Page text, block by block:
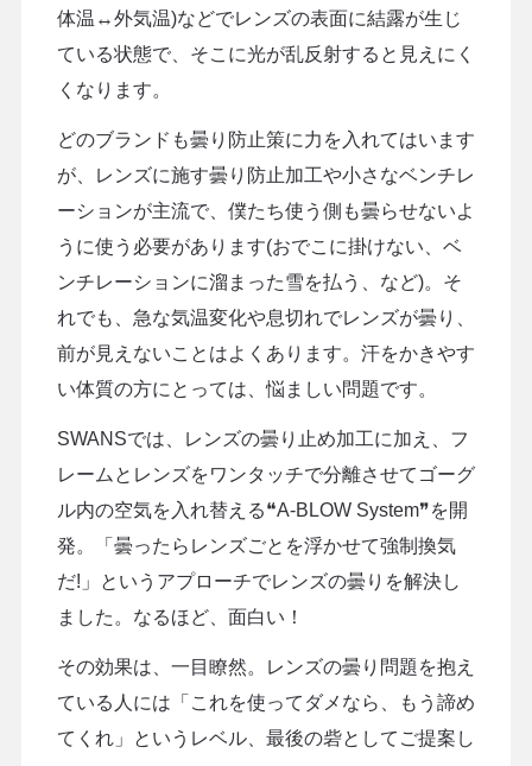
体温↔外気温)などでレンズの表面に結露が生じ
ている状態で、そこに光が乱反射すると見えにく
くなります。
どのブランドも曇り防止策に力を入れてはいます
が、レンズに施す曇り防止加工や小さなベンチレ
ーションが主流で、僕たち使う側も曇らせないよ
うに使う必要があります(おでこに掛けない、ベ
ンチレーションに溜まった雪を払う、など)。そ
れでも、急な気温変化や息切れでレンズが曇り、
前が見えないことはよくあります。汗をかきやす
い体質の方にとっては、悩ましい問題です。
SWANSでは、レンズの曇り止め加工に加え、フ
レームとレンズをワンタッチで分離させてゴーグ
ル内の空気を入れ替える❝A-BLOW System❞を開
発。「曇ったらレンズごとを浮かせて強制換気
だ!」というアプローチでレンズの曇りを解決し
ました。なるほど、面白い！
その効果は、一目瞭然。レンズの曇り問題を抱え
ている人には「これを使ってダメなら、もう諦め
てくれ」というレベル、最後の砦としてご提案し